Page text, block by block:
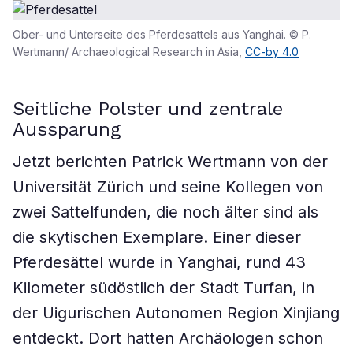
Ober- und Unterseite des Pferdesattels aus Yanghai. © P.
Wertmann/ Archaeological Research in Asia, CC-by 4.0
Seitliche Polster und zentrale
Aussparung
Jetzt berichten Patrick Wertmann von der
Universität Zürich und seine Kollegen von
zwei Sattelfunden, die noch älter sind als
die skytischen Exemplare. Einer dieser
Pferdesättel wurde in Yanghai, rund 43
Kilometer südöstlich der Stadt Turfan, in
der Uigurischen Autonomen Region Xinjiang
entdeckt. Dort hatten Archäologen schon